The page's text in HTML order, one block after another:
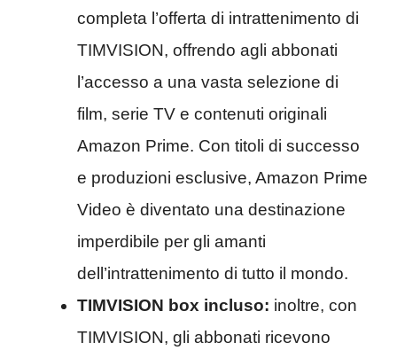
completa l’offerta di intrattenimento di
TIMVISION, offrendo agli abbonati
l’accesso a una vasta selezione di
film, serie TV e contenuti originali
Amazon Prime. Con titoli di successo
e produzioni esclusive, Amazon Prime
Video è diventato una destinazione
imperdibile per gli amanti
dell’intrattenimento di tutto il mondo.
TIMVISION box incluso: inoltre, con
TIMVISION, gli abbonati ricevono